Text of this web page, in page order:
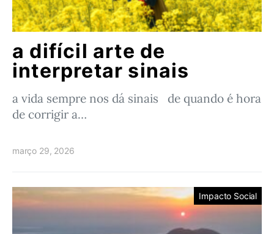
a difícil arte de
interpretar sinais
a vida sempre nos dá sinais de quando ​​é hora
de corrigir a…
março 29, 2026
Impacto Social